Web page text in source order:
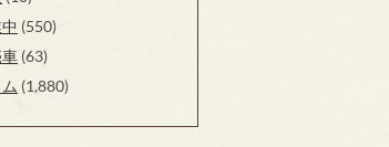
(550)
(63)
(1,880)